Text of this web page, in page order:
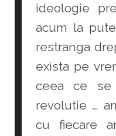
ideologie
acum la
restranga
exista pe
ceea ce
revolutie …
cu fiecare